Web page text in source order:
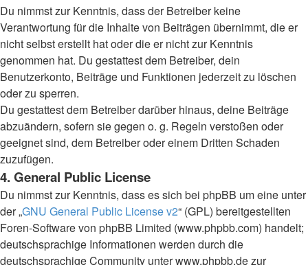
Du nimmst zur Kenntnis, dass der Betreiber keine
Verantwortung für die Inhalte von Beiträgen übernimmt, die er
nicht selbst erstellt hat oder die er nicht zur Kenntnis
genommen hat. Du gestattest dem Betreiber, dein
Benutzerkonto, Beiträge und Funktionen jederzeit zu löschen
oder zu sperren.
Du gestattest dem Betreiber darüber hinaus, deine Beiträge
abzuändern, sofern sie gegen o. g. Regeln verstoßen oder
geeignet sind, dem Betreiber oder einem Dritten Schaden
zuzufügen.
4. General Public License
Du nimmst zur Kenntnis, dass es sich bei phpBB um eine unter
der „GNU General Public License v2“ (GPL) bereitgestellten
Foren-Software von phpBB Limited (www.phpbb.com) handelt;
deutschsprachige Informationen werden durch die
deutschsprachige Community unter www.phpbb.de zur